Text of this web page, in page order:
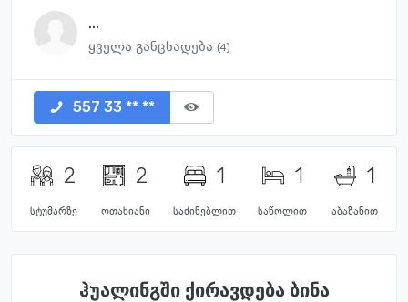
...
ყველა განცხადება (4)
557 33 ** **
2
სტუმარზე
2
ოთახიანი
1
საძინებლით
1
საწოლით
1
აბაზანით
ჰუალინგში ქირავდება ბინა